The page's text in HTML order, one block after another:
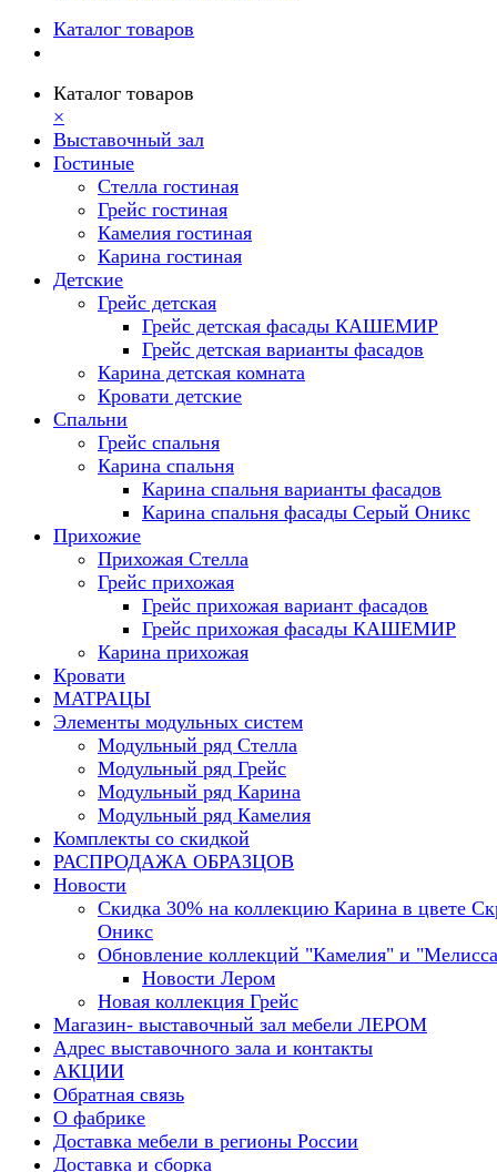
Каталог товаров
Каталог товаров
×
Выставочный зал
Гостиные
Стелла гостиная
Грейс гостиная
Камелия гостиная
Карина гостиная
Детские
Грейс детская
Грейс детская фасады КАШЕМИР
Грейс детская варианты фасадов
Карина детская комната
Кровати детские
Спальни
Грейс спальня
Карина спальня
Карина спальня варианты фасадов
Карина спальня фасады Серый Оникс
Прихожие
Прихожая Стелла
Грейс прихожая
Грейс прихожая вариант фасадов
Грейс прихожая фасады КАШЕМИР
Карина прихожая
Кровати
МАТРАЦЫ
Элементы модульных систем
Модульный ряд Стелла
Модульный ряд Грейс
Модульный ряд Карина
Модульный ряд Камелия
Комплекты со скидкой
РАСПРОДАЖА ОБРАЗЦОВ
Новости
Скидка 30% на коллекцию Карина в цвете
Оникс
Обновление коллекций "Камелия" и
Новости Лером
Новая коллекция Грейс
Магазин- выставочный зал мебели ЛЕРОМ
Адрес выставочного зала и контакты
АКЦИИ
Обратная связь
О фабрике
Доставка мебели в регионы России
Доставка и сборка